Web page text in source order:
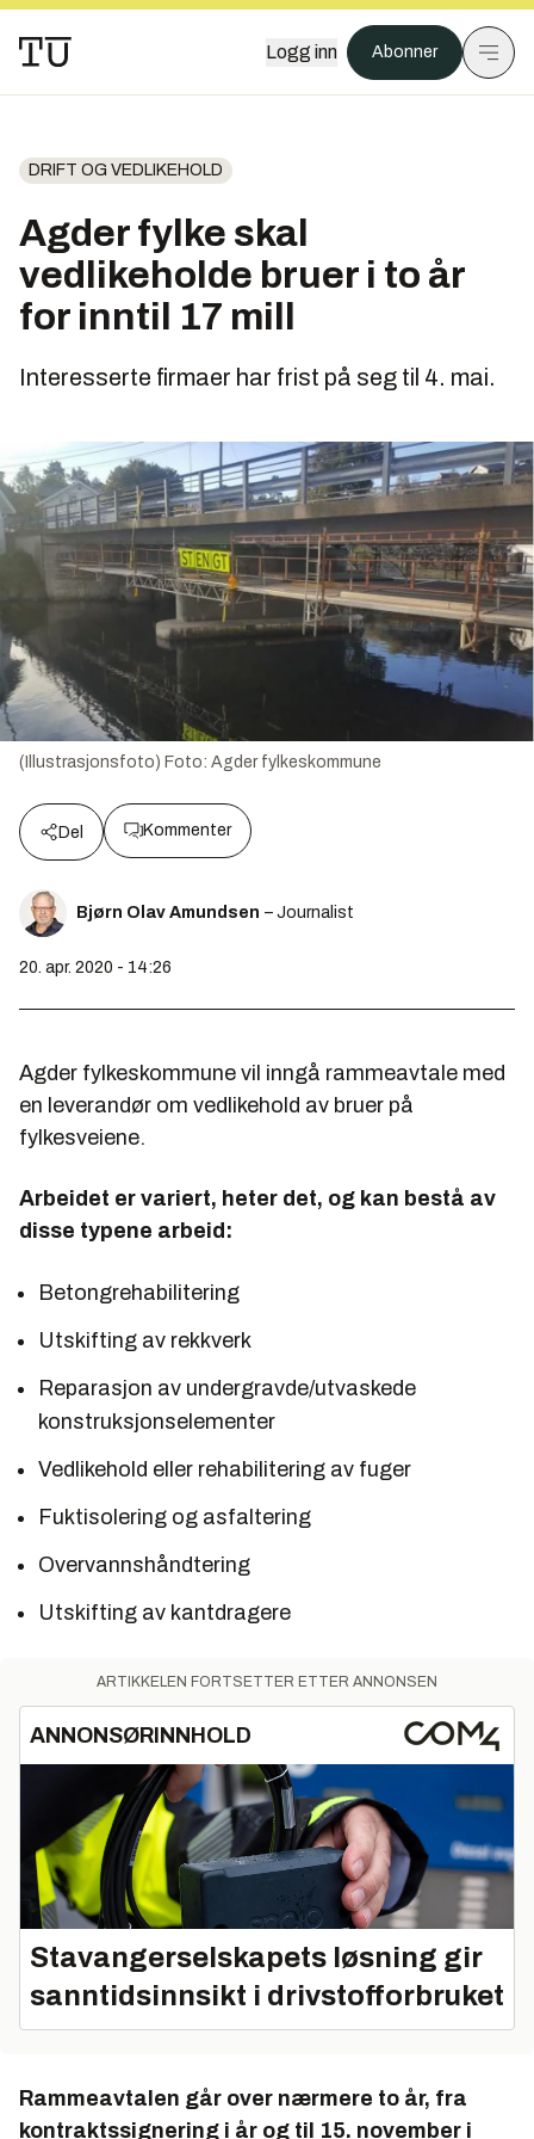
Logg inn Abonner
DRIFT OG VEDLIKEHOLD
Agder fylke skal
vedlikeholde bruer i to år
for inntil 17 mill
Interesserte firmaer har frist på seg til 4. mai.
(Illustrasjonsfoto) Foto: Agder fylkeskommune
Del Kommenter
Bjørn Olav Amundsen – Journalist
20. apr. 2020 - 14:26
Agder fylkeskommune vil inngå rammeavtale med
en leverandør om vedlikehold av bruer på
fylkesveiene.
Arbeidet er variert, heter det, og kan bestå av
disse typene arbeid:
Betongrehabilitering
Utskifting av rekkverk
Reparasjon av undergravde/utvaskede
konstruksjonselementer
Vedlikehold eller rehabilitering av fuger
Fuktisolering og asfaltering
Overvannshåndtering
Utskifting av kantdragere
ARTIKKELEN FORTSETTER ETTER ANNONSEN
ANNONSØRINNHOLD
Stavangerselskapets løsning gir
sanntidsinnsikt i drivstofforbruket
Rammeavtalen går over nærmere to år, fra
kontraktssignering i år og til 15. november i